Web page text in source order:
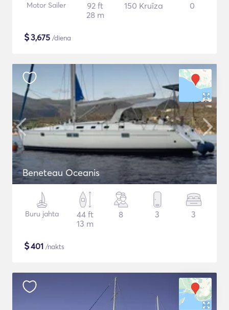
Motor Sailer
92 ft
28 m
150 Kruīza 0
$3,675 /diena
Beneteau Oceanis
Buru jahta
44 ft
13 m
8 3 3
$401 /nakts